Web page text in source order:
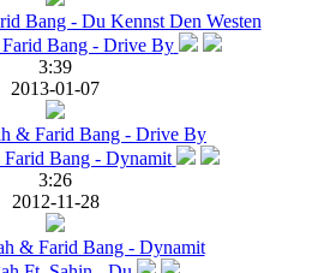
Bang - Du Kennst Den Westen
3:39
2013-01-07
& Farid Bang - Drive By
3:26
2012-11-28
& Farid Bang - Dynamit